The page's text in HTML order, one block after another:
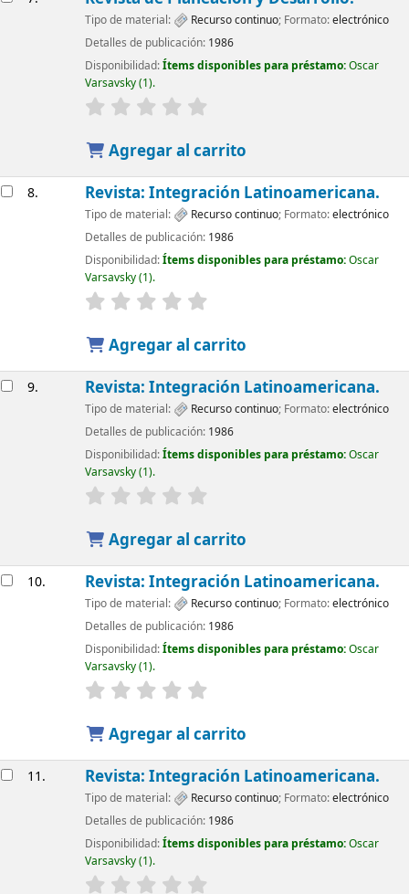
Tipo de material: Recurso continuo; Formato:electrónico
Detalles de publicación: 1986
Disponibilidad:Ítems disponibles para préstamo:Oscar
Varsavsky(1).
Agregar al carrito
8. Revista: Integración Latinoamericana.
Tipo de material: Recurso continuo; Formato:electrónico
Detalles de publicación: 1986
Disponibilidad:Ítems disponibles para préstamo:Oscar
Varsavsky(1).
Agregar al carrito
9. Revista: Integración Latinoamericana.
Tipo de material: Recurso continuo; Formato:electrónico
Detalles de publicación: 1986
Disponibilidad:Ítems disponibles para préstamo:Oscar
Varsavsky(1).
Agregar al carrito
10. Revista: Integración Latinoamericana.
Tipo de material: Recurso continuo; Formato:electrónico
Detalles de publicación: 1986
Disponibilidad:Ítems disponibles para préstamo:Oscar
Varsavsky(1).
Agregar al carrito
11. Revista: Integración Latinoamericana.
Tipo de material: Recurso continuo; Formato:electrónico
Detalles de publicación: 1986
Disponibilidad:Ítems disponibles para préstamo:Oscar
Varsavsky(1).